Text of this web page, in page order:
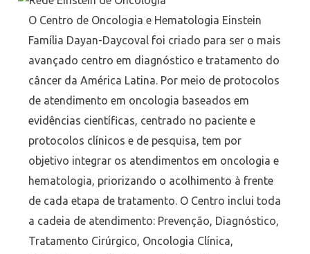
O Centro de Oncologia e Hematologia Einstein
Família Dayan-Daycoval foi criado para ser o mais
avançado centro em diagnóstico e tratamento do
câncer da América Latina. Por meio de protocolos
de atendimento em oncologia baseados em
evidências científicas, centrado no paciente e
protocolos clínicos e de pesquisa, tem por
objetivo integrar os atendimentos em oncologia e
hematologia, priorizando o acolhimento à frente
de cada etapa de tratamento. O Centro inclui toda
a cadeia de atendimento: Prevenção, Diagnóstico,
Tratamento Cirúrgico, Oncologia Clínica,